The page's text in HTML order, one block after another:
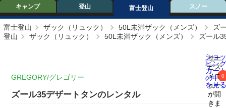
キャンプ 登山 富士登山 スノー
富士登山 ザック（リュック） 50L未満ザック（メンズ）
ズ
登山
ザック（リュック） 50L未満ザック（メンズ） ズール
ショ
ピン
カー
の中
を見
0
サー
ビス
メニ
ュー
が開
きま
GREGORY/グレゴリー
ズール35デザートタンのレンタル